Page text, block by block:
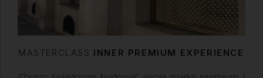
MASTERCLASS INNER PREMIUM EXPERIENCE